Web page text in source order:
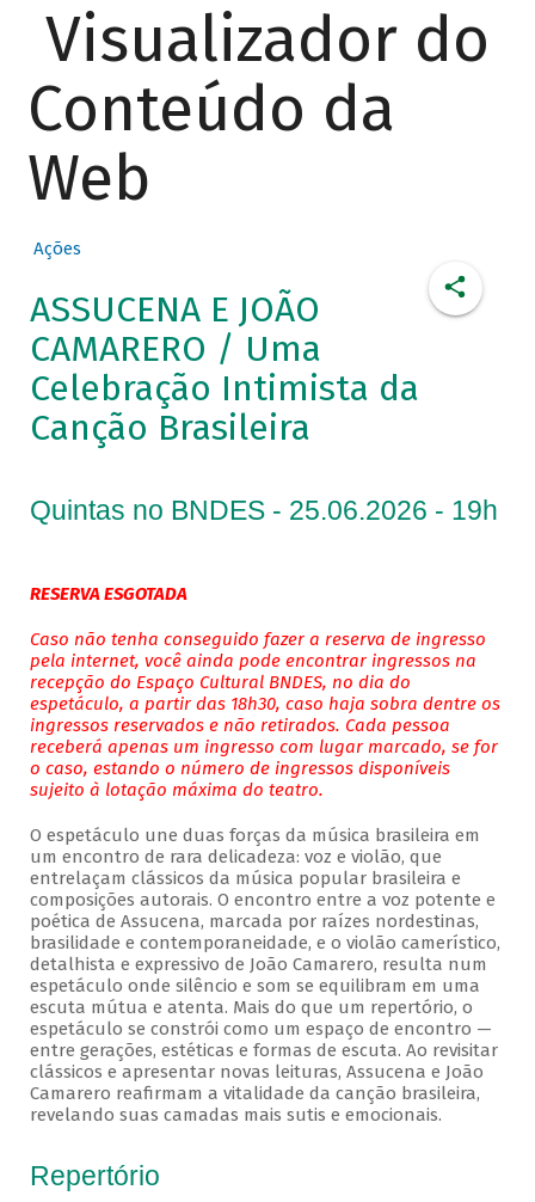
Visualizador do
Conteúdo da
Web
Ações
ASSUCENA E JOÃO
CAMARERO / Uma
Celebração Intimista da
Canção Brasileira
Quintas no BNDES - 25.06.2026 - 19h
RESERVA ESGOTADA
Caso não tenha conseguido fazer a reserva de ingresso
pela internet, você ainda pode encontrar ingressos na
recepção do Espaço Cultural BNDES, no dia do
espetáculo, a partir das 18h30, caso haja sobra dentre os
ingressos reservados e não retirados. Cada pessoa
receberá apenas um ingresso com lugar marcado, se for
o caso, estando o número de ingressos disponíveis
sujeito à lotação máxima do teatro.
O espetáculo une duas forças da música brasileira em
um encontro de rara delicadeza: voz e violão, que
entrelaçam clássicos da música popular brasileira e
composições autorais. O encontro entre a voz potente e
poética de Assucena, marcada por raízes nordestinas,
brasilidade e contemporaneidade, e o violão camerístico,
detalhista e expressivo de João Camarero, resulta num
espetáculo onde silêncio e som se equilibram em uma
escuta mútua e atenta. Mais do que um repertório, o
espetáculo se constrói como um espaço de encontro —
entre gerações, estéticas e formas de escuta. Ao revisitar
clássicos e apresentar novas leituras, Assucena e João
Camarero reafirmam a vitalidade da canção brasileira,
revelando suas camadas mais sutis e emocionais.
Repertório